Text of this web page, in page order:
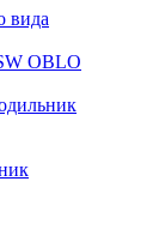
вида
OBLO